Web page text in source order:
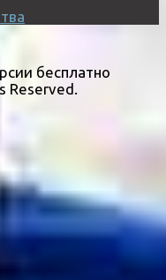
бесплатно
Reserved.